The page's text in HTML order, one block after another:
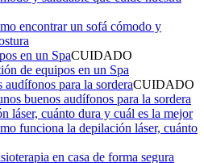
encontrar un sofá cómodo y
CUIDADO
de equipos en un Spa
CUIDADO
buenos audífonos para la sordera
funciona la depilación láser, cuánto